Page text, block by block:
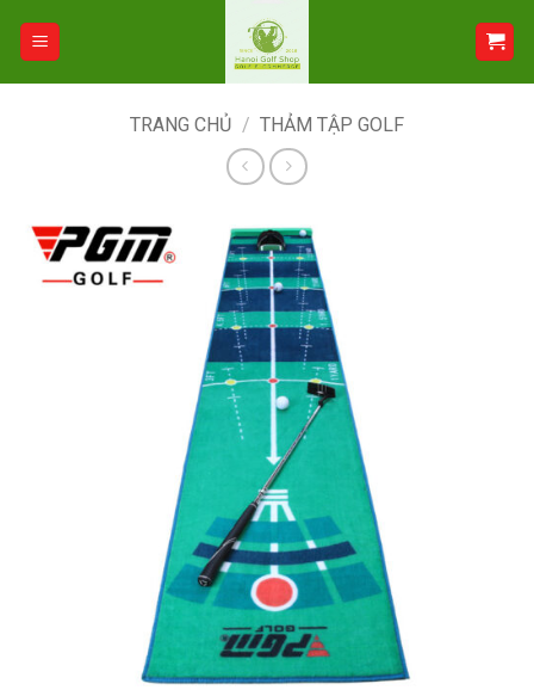
TRANG CHỦ / THẢM TẬP GOLF